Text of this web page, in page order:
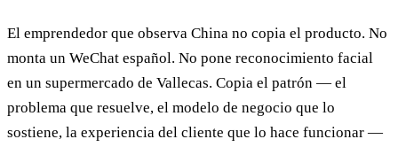
El emprendedor que observa China no copia el producto. No
monta un WeChat español. No pone reconocimiento facial
en un supermercado de Vallecas. Copia el patrón — el
problema que resuelve, el modelo de negocio que lo
sostiene, la experiencia del cliente que lo hace funcionar —